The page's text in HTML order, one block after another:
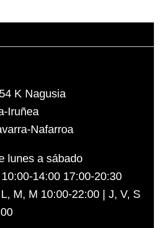
K Nagusia
Iruñea
Nafarroa
lunes a sábado
10:00-14:00 17:00-20:30
L, M, M 10:00-22:00 | J, V, S